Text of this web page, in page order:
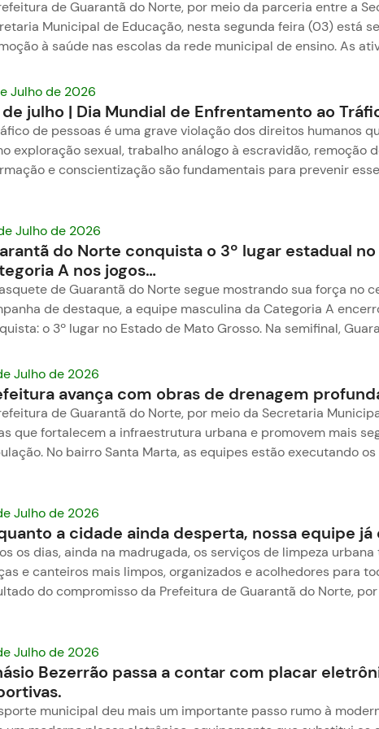
de Guarantã do Norte, por meio da parceria entre a
Municipal de Educação, nesta segunda feira (03) está
à saúde nas escolas da rede municipal de ensino. As
Julho de 2026
julho | Dia Mundial de Enfrentamento ao
de pessoas é uma grave violação dos direitos humanos
exploração sexual, trabalho análogo à escravidão, remoção
e conscientização são fundamentais para prevenir
Julho de 2026
do Norte conquista o 3º lugar estadual
A nos jogos…
de Guarantã do Norte segue mostrando sua força no
de destaque, a equipe masculina da Categoria A
o 3º lugar no Estado de Mato Grosso. Na semifinal,
Julho de 2026
avança com obras de drenagem
de Guarantã do Norte, por meio da Secretaria
que fortalecem a infraestrutura urbana e promovem mais
No bairro Santa Marta, as equipes estão executando
Julho de 2026
a cidade ainda desperta, nossa equipe já
os dias, ainda na madrugada, os serviços de limpeza
e canteiros mais limpos, organizados e acolhedores para
do compromisso da Prefeitura de Guarantã do Norte,
Julho de 2026
Bezerrão passa a contar com placar
municipal deu mais um importante passo rumo à